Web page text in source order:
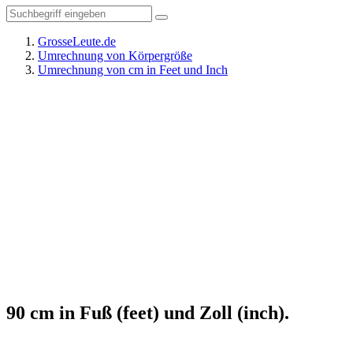
GrosseLeute.de
Umrechnung von Körpergröße
Umrechnung von cm in Feet und Inch
90 cm in Fuß (feet) und Zoll (inch).